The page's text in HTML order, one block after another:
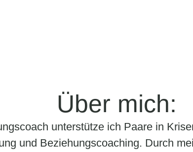
Über mich:
unterstütze ich Paare in
und Beziehungscoaching. Durch